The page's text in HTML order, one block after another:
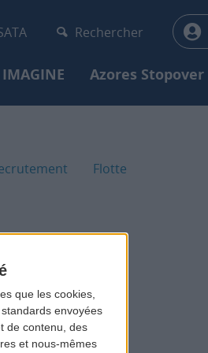
que les cookies,
envoyées
de contenu, des
et nous-mêmes
Rechercher
IMAGINE Azores Stopover
Flotte